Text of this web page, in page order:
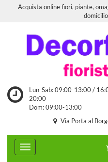
Acquista online fiori, piante,
Lun-Sab: 09:00-13:00 /
20:00
Dom: 09:00-13:00
Via Porta al